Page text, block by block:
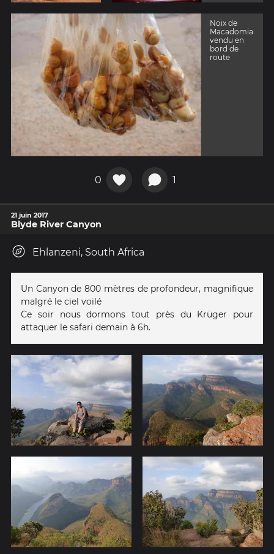
Noix de
Macadomia
vendu en
bord de
route
0 1
21 juin 2017
Blyde River Canyon
Ehlanzeni, South Africa
Un Canyon de 800 mètres de profondeur, magnifique
malgré le ciel voilé
Ce soir nous dormons tout près du Krüger pour
attaquer le safari demain à 6h.